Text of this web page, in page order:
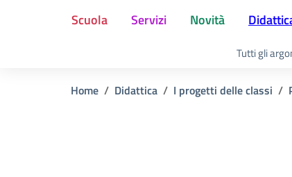
Scuola Servizi Novità
Tutti gli
Home Didattica I progetti delle classi